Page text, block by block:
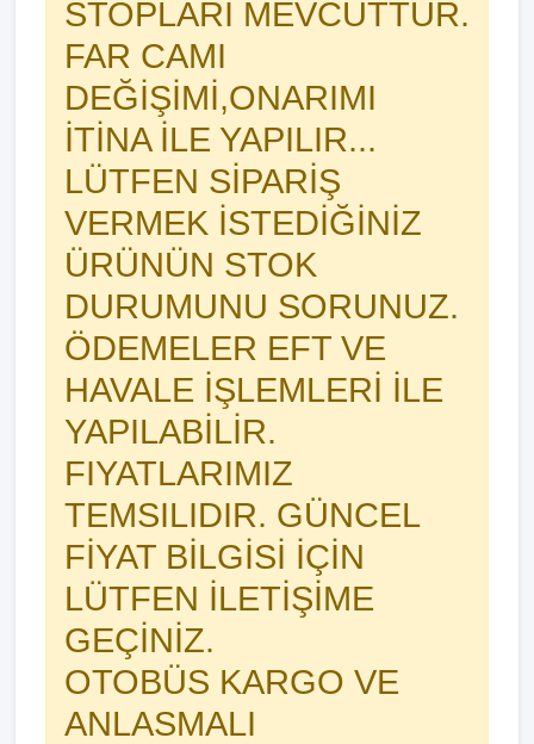
STOPLARI MEVCUTTUR.
FAR CAMI
DEĞİŞİMİ,ONARIMI
İTİNA İLE YAPILIR...
LÜTFEN SİPARİŞ
VERMEK İSTEDİĞİNİZ
ÜRÜNÜN STOK
DURUMUNU SORUNUZ.
ÖDEMELER EFT VE
HAVALE İŞLEMLERİ İLE
YAPILABİLİR.
FIYATLARIMIZ
TEMSILIDIR. GÜNCEL
FİYAT BİLGİSİ İÇİN
LÜTFEN İLETİŞİME
GEÇİNİZ.
OTOBÜS KARGO VE
ANLASMALI